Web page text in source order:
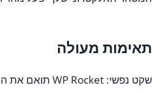
תאימות מעולה
שקט נפשי: WP Rocket תואם את הנושאים והתוספים הפופולריים ביותר והוא עובד עם אחסון וורדפרס ביעילות מירבית.